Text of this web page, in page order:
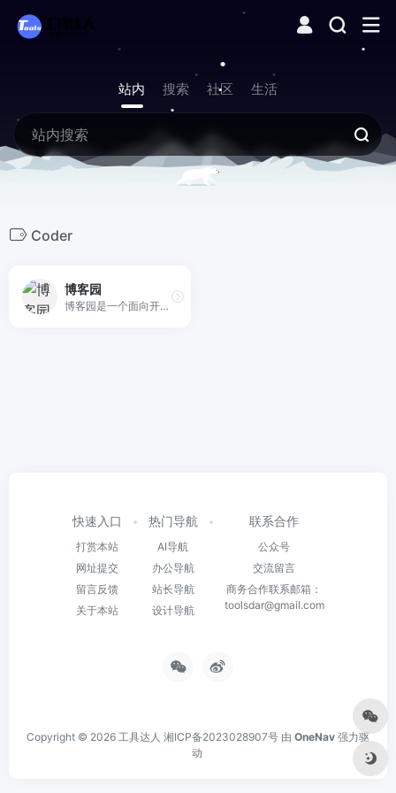
站内 搜索 社区 生活
Coder
博客园
博客园是一个面向开发者的知识分享社区。自创建以来，博客园一直致力并专注于为开发者打造一个纯净的技术交流社区，推动并帮助开发者通过互联网分享知识，从而让更多开发者从中受益。博客园的使命是帮助开发者用代码改变世界。
快速入口
打赏本站
网址提交
留言反馈
关于本站
热门导航
AI导航
办公导航
站长导航
设计导航
联系合作
公众号
交流留言
商务合作联系邮箱：
toolsdar@gmail.com
Copyright © 2026 工具达人 湘ICP备2023028907号 由 OneNav 强力驱
动